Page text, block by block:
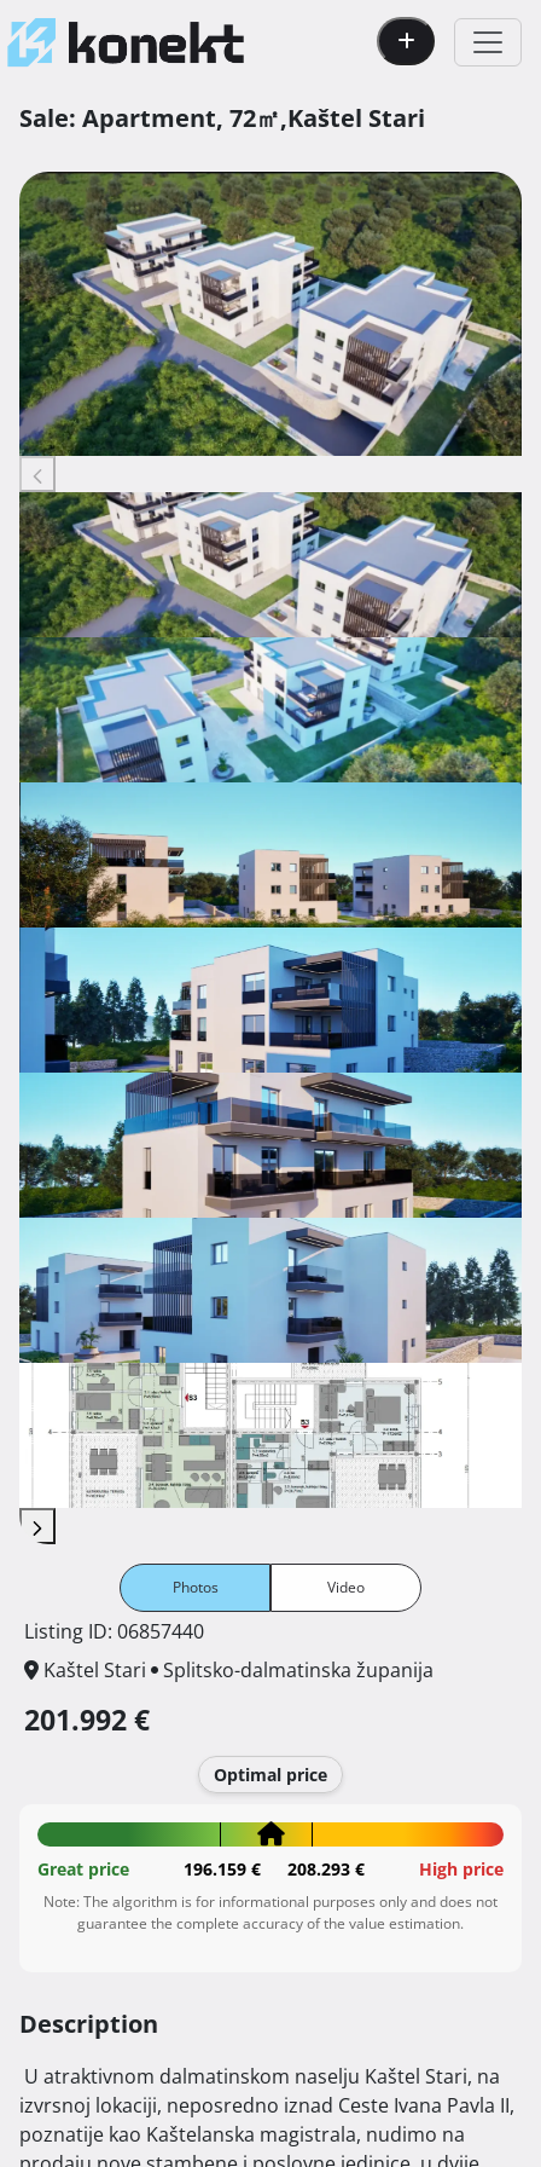
Sale: Apartment, 72㎡,Kaštel Stari
Photos Video
Listing ID: 06857440
Kaštel Stari
Splitsko-dalmatinska županija
201.992 €
Optimal price
Great price 196.159 € 208.293 € High price
Note: The algorithm is for informational purposes only and does not
guarantee the complete accuracy of the value estimation.
Description
izvrsnoj lokaciji, neposredno iznad Ceste Ivana Pavla II,
poznatije kao Kaštelanska magistrala, nudimo na